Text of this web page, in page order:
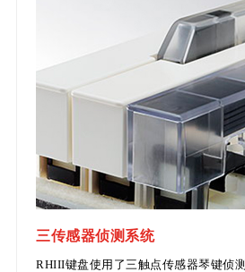
三传感器侦测系统
RHIII键盘使用了三触点传感器琴键侦